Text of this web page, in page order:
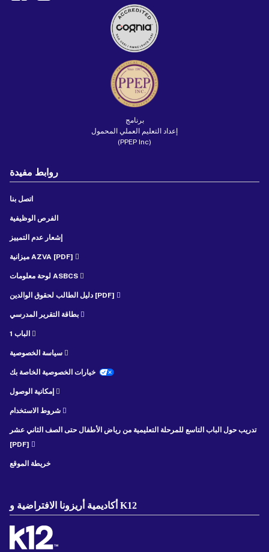
برنامج
إعداد التعليم العملي المحمول
(PPEP Inc)
روابط مفيدة
اتصل بنا
الفرص الوظيفية
إشعار عدم التمييز
ميزانية AZVA [PDF]
لوحة معلومات ASBCS
دليل الطالب لحقوق الوالدين [PDF]
بطاقة التقرير المدرسي
الباب 1
سياسة الخصوصية
خيارات الخصوصية الخاصة بك
إمكانية الوصول
شروط الاستخدام
تدريب حول الباب التاسع للمرحلة التعليمية من رياض الأطفال حتى الصف الثاني عشر
[PDF]
خريطة الموقع
أكاديمية أريزونا الافتراضية و K12